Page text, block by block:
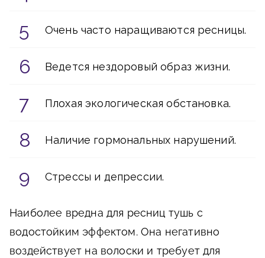
Очень часто наращиваются ресницы.
Ведется нездоровый образ жизни.
Плохая экологическая обстановка.
Наличие гормональных нарушений.
Стрессы и депрессии.
Наиболее вредна для ресниц тушь с
водостойким эффектом. Она негативно
воздействует на волоски и требует для